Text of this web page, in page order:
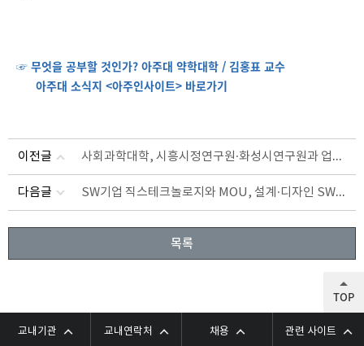
☞ 무엇을 공부할 것인가? 아주대 약학대학 / 김홍표 교수
아주대 소식지 <아주인사이트> 바로가기
이전글 사회과학대학, 시흥시정연구원·화성시연구원과 업무협약
다음글 SW기업 직스테크놀로지와 MOU, 설계·디자인 SW라이선스 지원
목록
교내기관 교내연락처 채용 관련 사이트
TOP